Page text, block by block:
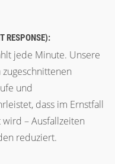
RESPONSE):
jede Minute. Unsere
und
dass im Ernstfall
– Ausfallzeiten
reduziert.